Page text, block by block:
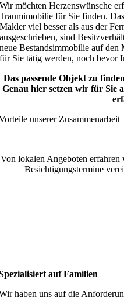
Wir möchten Herzenswünsche
Traumimobilie für Sie finden.
Makler viel besser als aus der
ausgeschrieben, sind
neue Bestandsimmobilie auf
für Sie tätig werden, noch bevor
Das passende Objekt zu
Genau hier setzen wir für Sie
unserer Zusammenarbeit
Von lokalen Angeboten
Besichtigungstermine
auf Familien
haben uns auf die